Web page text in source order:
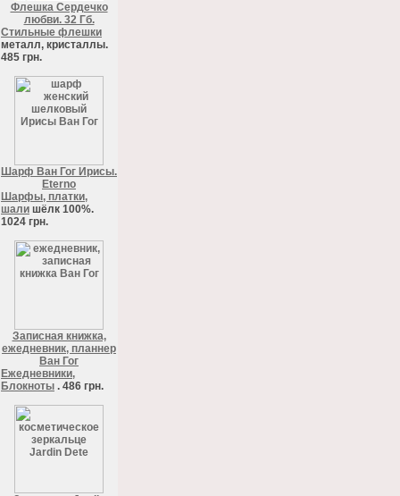
Флешка Сердечко
любви. 32 Гб.
Стильные флешки
металл, кристаллы.
485 грн.
Шарф Ван Гог Ирисы.
Eterno
Шарфы, платки,
шали шёлк 100%.
1024 грн.
Записная книжка,
ежедневник, планнер
Ван Гог
Ежедневники,
Блокноты . 486 грн.